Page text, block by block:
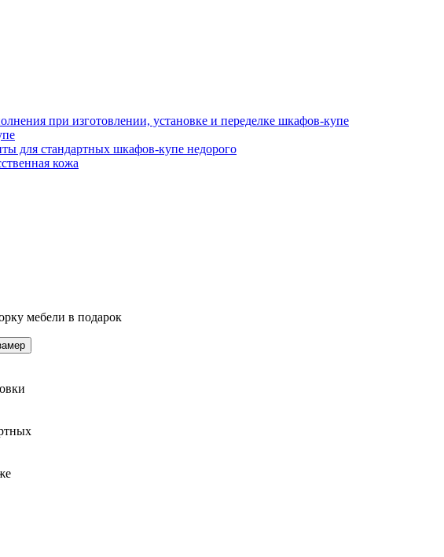
при изготовлении, установке и переделке шкафов-купе
для стандартных шкафов-купе недорого
кожа
мебели в подарок